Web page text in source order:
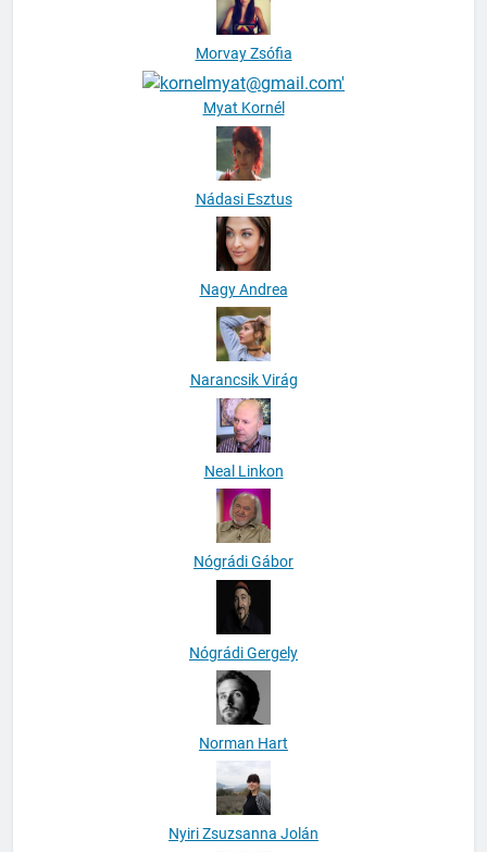
Morvay Zsófia
Myat Kornél
Nádasi Esztus
Nagy Andrea
Narancsik Virág
Neal Linkon
Nógrádi Gábor
Nógrádi Gergely
Norman Hart
Nyiri Zsuzsanna Jolán